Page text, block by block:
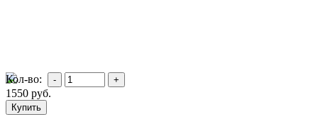
Кол-во:
1550 руб.